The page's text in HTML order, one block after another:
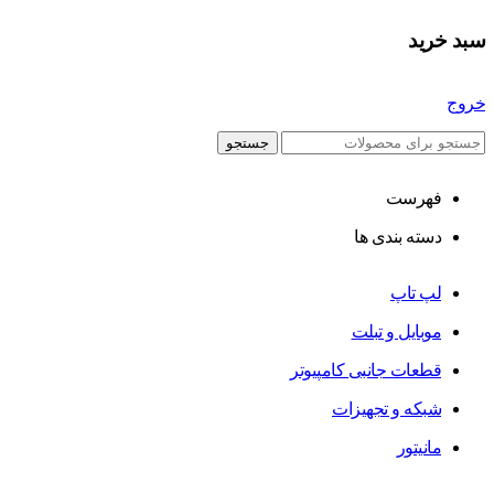
سبد خرید
خروج
جستجو
فهرست
دسته بندی ها
لپ تاپ
موبایل و تبلت
قطعات جانبی کامپیوتر
شبکه و تجهیزات
مانیتور